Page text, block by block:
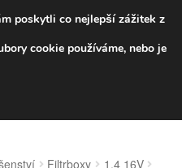
139,-Kč
704 494 494
Filtrboxy
1.4 16V
poskytli co nejlepší zážitek z
cookie používáme, nebo je